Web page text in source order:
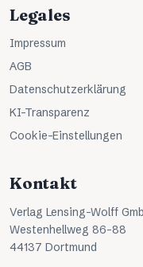
Legales
Impressum
AGB
Datenschutzerklärung
KI-Transparenz
Cookie-Einstellungen
Kontakt
Verlag Lensing-Wolff
Westenhellweg 86-88
44137 Dortmund